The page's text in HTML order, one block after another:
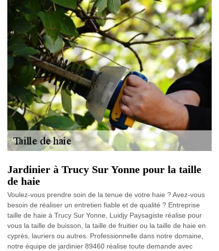
Jardinier à Trucy Sur Yonne pour la taille
de haie
Voulez-vous prendre soin de la tenue de votre haie ? Avez-vous
besoin de réaliser un entretien fiable et de qualité ? Entreprise
taille de haie à Trucy Sur Yonne, Luidjy Paysagiste réalise pour
vous la taille de buisson, la taille de fruitier ou la taille de haie en
cyprès, lauriers ou autres. Professionnelle dans notre domaine,
notre équipe de jardinier 89460 réalise toute demande avec